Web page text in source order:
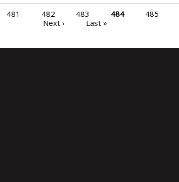
481 482 483 484 485
Next ›
Last »